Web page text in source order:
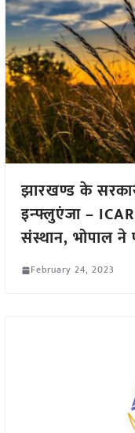
झारखण्ड के
इन्फ्लुएंजा – ICAR
संस्थान, भोपाल ने
February 24, 2023